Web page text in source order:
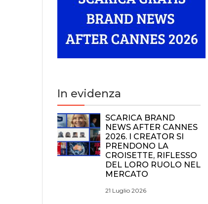
In evidenza
SCARICA BRAND
NEWS AFTER CANNES
2026. I CREATOR SI
PRENDONO LA
CROISETTE, RIFLESSO
DEL LORO RUOLO NEL
MERCATO
21 Luglio 2026